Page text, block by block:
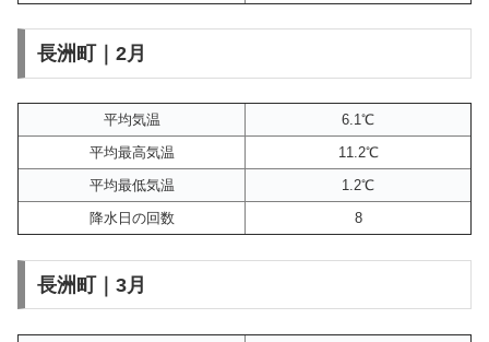
長洲町｜2月
平均気温
6.1℃
平均最高気温
11.2℃
平均最低気温
1.2℃
降水日の回数
8
長洲町｜3月